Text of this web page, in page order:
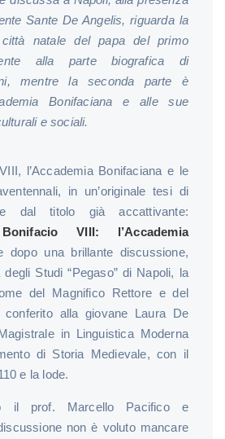
Sante De Angelis, riguarda la
natale del papa del primo
alla parte biografica di
mentre la seconda parte è
Bonifaciana e alle sue
e sociali.
l’Accademia Bonifaciana e le
in un’originale tesi di
dal titolo già accattivante:
VIII: l’Accademia
dopo una brillante discussione,
degli Studi “Pegaso” di Napoli, la
del Magnifico Rettore e del
conferito alla giovane Laura De
in Linguistica Moderna
di Storia Medievale, con il
e la lode.
il prof. Marcello Pacifico e
non è voluto mancare